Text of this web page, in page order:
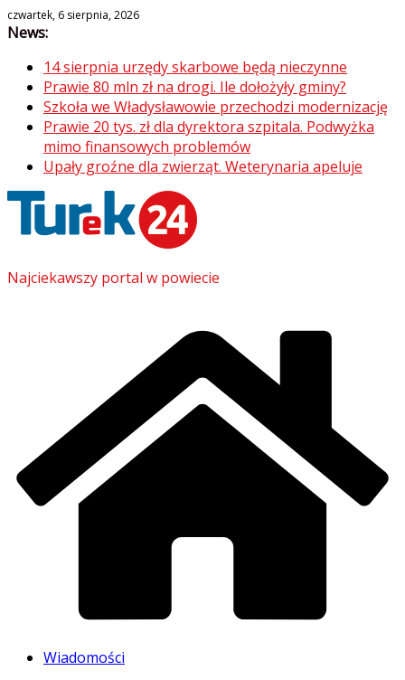
Skip
to
czwartek, 6 sierpnia, 2026
News:
14 sierpnia urzędy skarbowe będą nieczynne
Prawie 80 mln zł na drogi. Ile dołożyły gminy?
Szkoła we Władysławowie przechodzi modernizację
Prawie 20 tys. zł dla dyrektora szpitala. Podwyżka
mimo finansowych problemów
Upały groźne dla zwierząt. Weterynaria apeluje
Najciekawszy portal w powiecie
Wiadomości